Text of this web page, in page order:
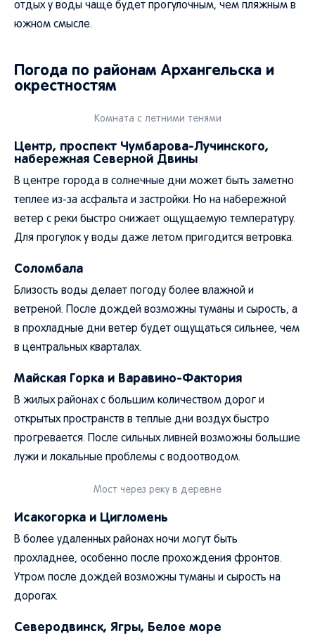
отдых у воды чаще будет прогулочным, чем пляжным в
южном смысле.
Погода по районам Архангельска и
окрестностям
Комната с летними тенями
Центр, проспект Чумбарова-Лучинского,
набережная Северной Двины
В центре города в солнечные дни может быть заметно
теплее из-за асфальта и застройки. Но на набережной
ветер с реки быстро снижает ощущаемую температуру.
Для прогулок у воды даже летом пригодится ветровка.
Соломбала
Близость воды делает погоду более влажной и
ветреной. После дождей возможны туманы и сырость, а
в прохладные дни ветер будет ощущаться сильнее, чем
в центральных кварталах.
Майская Горка и Варавино-Фактория
В жилых районах с большим количеством дорог и
открытых пространств в теплые дни воздух быстро
прогревается. После сильных ливней возможны большие
лужи и локальные проблемы с водоотводом.
Мост через реку в деревне
Исакогорка и Цигломень
В более удаленных районах ночи могут быть
прохладнее, особенно после прохождения фронтов.
Утром после дождей возможны туманы и сырость на
дорогах.
Северодвинск, Ягры, Белое море